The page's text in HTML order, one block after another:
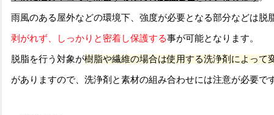
雨風のある屋外などの環境下、強度が必要となる部分などは脱
剥がれず、しっかりと密着し保護する事が可能となります。
脱脂を行う対象が樹脂や繊維の場合は使用する洗浄剤によって
がありますので、洗浄剤と素材の組み合わせには注意が必要で